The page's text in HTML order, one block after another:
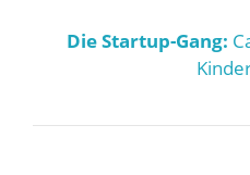
Die Startup-Gang: